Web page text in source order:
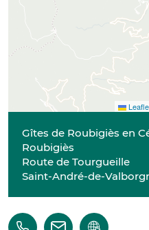
Gîtes de Roubigiès en
Roubigiès
Route de Tourgueille
Saint-André-de-